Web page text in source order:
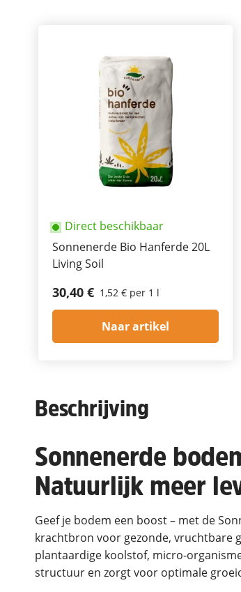
Direct beschikbaar
Sonnenerde Bio Hanferde 20L
Living Soil
30,40 € 1,52 € per 1 l
Naar artikel
Beschrijving
Sonnenerde
Natuurlijk meer
Geef je bodem een boost – met de
krachtbron voor gezonde, vruchtbare
plantaardige koolstof, micro-
structuur en zorgt voor optimale